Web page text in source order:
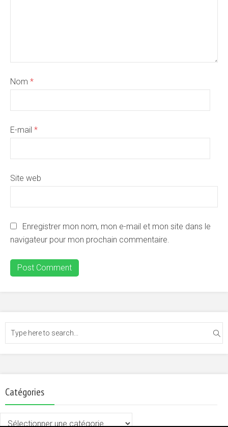
Nom *
E-mail *
Site web
Enregistrer mon nom, mon e-mail et mon site dans le
navigateur pour mon prochain commentaire.
Catégories